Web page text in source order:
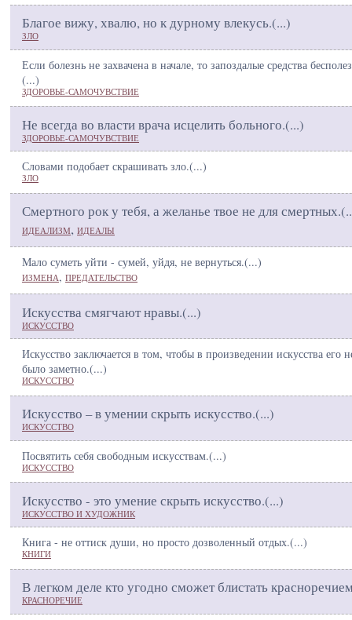
Благое вижу, хвалю, но к дурному влекусь.(...)
ЗЛО
Если болезнь не захвачена в начале, то запоздалые средства
(...)
ЗДОРОВЬЕ-САМОЧУВСТВИЕ
Не всегда во власти врача исцелить больного.(...)
ЗДОРОВЬЕ-САМОЧУВСТВИЕ
Словами подобает скрашивать зло.(...)
ЗЛО
Смертного рок у тебя, а желанье твое не для смертных.(
ИДЕАЛИЗМ, ИДЕАЛЫ
Мало суметь уйти - сумей, уйдя, не вернуться.(...)
ИЗМЕНА, ПРЕДАТЕЛЬСТВО
Искусства смягчают нравы.(...)
ИСКУССТВО
Искусство заключается в том, чтобы в произведении искусства его
было заметно.(...)
ИСКУССТВО
Искусство – в умении скрыть искусство.(...)
ИСКУССТВО
Посвятить себя свободным искусствам.(...)
ИСКУССТВО
Искусство - это умение скрыть искусство.(...)
ИСКУССТВО И ХУДОЖНИК
Книга - не оттиск души, но просто дозволенный отдых.(...)
КНИГИ
В легком деле кто угодно сможет блистать
КРАСНОРЕЧИЕ